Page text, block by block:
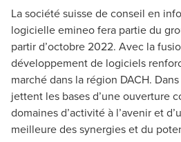
La société suisse de conseil en
logicielle emineo fera partie du
partir d’octobre 2022. Avec la
développement de logiciels
marché dans la région DACH.
jettent les bases d’une ouverture
domaines d’activité à l’avenir et
meilleure des synergies et du
Mirco Weber
Transaction Services,